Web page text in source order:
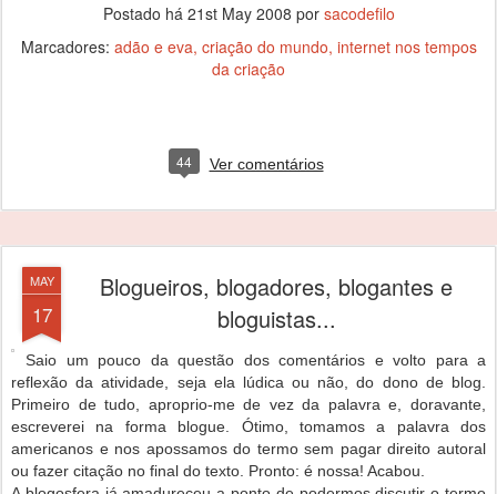
Postado há 21st May 2008 por sacodefilo
Marcadores: adão e eva criação do mundo internet nos tempos
da criação
44 Ver comentários
MAY
17
Blogueiros, blogadores, blogantes e
bloguistas...
Saio um pouco da questão dos comentários e volto para a
reflexão da atividade, seja ela lúdica ou não, do dono de blog.
Primeiro de tudo, aproprio-me de vez da palavra e, doravante,
escreverei na forma blogue. Ótimo, tomamos a palavra dos
americanos e nos apossamos do termo sem pagar direito autoral
ou fazer citação no final do texto. Pronto: é nossa! Acabou.